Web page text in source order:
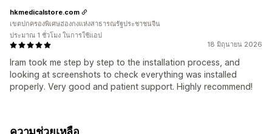
18 มิถุนายน 2026
Iram took me step by step to the installation process, and
looking at screenshots to check everything was installed
properly. Very good and patient support. Highly recommend!
hkmedicalstore.com
เขตปกครองพิเศษฮ่องกงแห่งสาธารณรัฐประชาชนจีน
ประมาณ 1 ชั่วโมง ในการใช้แอป